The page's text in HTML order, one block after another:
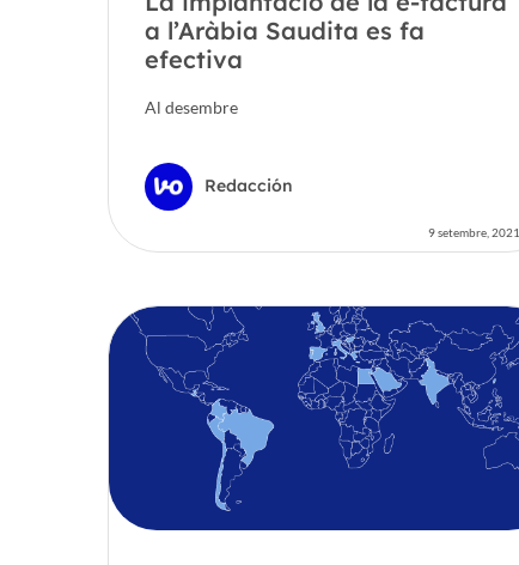
a l’Aràbia Saudita es fa
efectiva
Al desembre
Redacción
9 setembre, 2021